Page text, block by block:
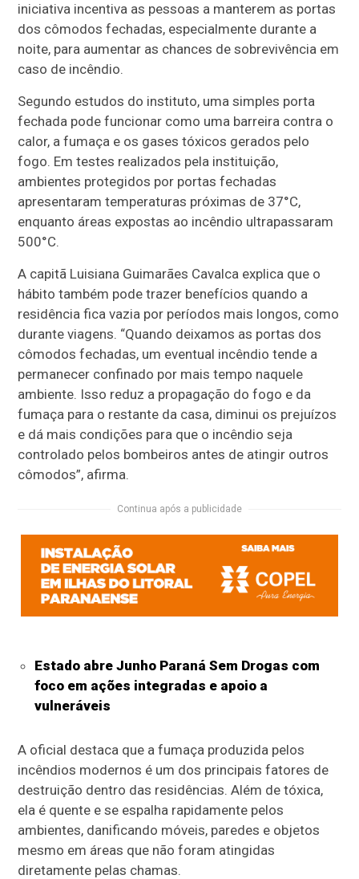
iniciativa incentiva as pessoas a manterem as portas
dos cômodos fechadas, especialmente durante a
noite, para aumentar as chances de sobrevivência em
caso de incêndio.
Segundo estudos do instituto, uma simples porta
fechada pode funcionar como uma barreira contra o
calor, a fumaça e os gases tóxicos gerados pelo
fogo. Em testes realizados pela instituição,
ambientes protegidos por portas fechadas
apresentaram temperaturas próximas de 37°C,
enquanto áreas expostas ao incêndio ultrapassaram
500°C.
A capitã Luisiana Guimarães Cavalca explica que o
hábito também pode trazer benefícios quando a
residência fica vazia por períodos mais longos, como
durante viagens. “Quando deixamos as portas dos
cômodos fechadas, um eventual incêndio tende a
permanecer confinado por mais tempo naquele
ambiente. Isso reduz a propagação do fogo e da
fumaça para o restante da casa, diminui os prejuízos
e dá mais condições para que o incêndio seja
controlado pelos bombeiros antes de atingir outros
cômodos”, afirma.
Continua após a publicidade
Estado abre Junho Paraná Sem Drogas com
foco em ações integradas e apoio a
vulneráveis
A oficial destaca que a fumaça produzida pelos
incêndios modernos é um dos principais fatores de
destruição dentro das residências. Além de tóxica,
ela é quente e se espalha rapidamente pelos
ambientes, danificando móveis, paredes e objetos
mesmo em áreas que não foram atingidas
diretamente pelas chamas.